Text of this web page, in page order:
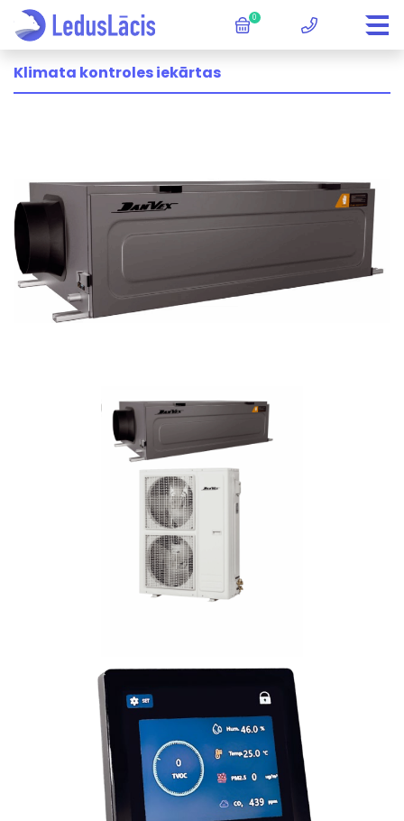
0
Klimata kontroles iekārtas